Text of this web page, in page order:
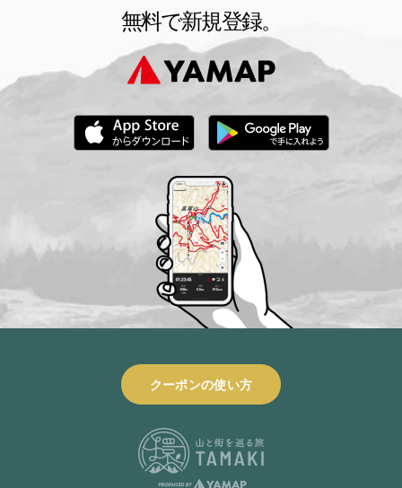
無料で新規登録。
クーポンの使い方